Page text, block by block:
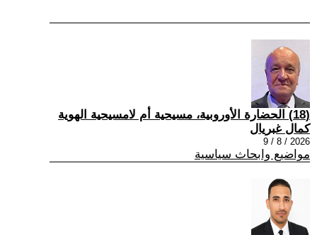
(18) الحضارة الأوروبية، مسيحية أم لامسيحية الهوية
كمال غبريال
2026 / 8 / 9
مواضيع وابحاث سياسية